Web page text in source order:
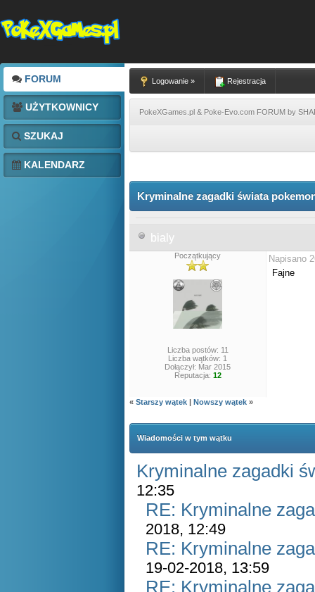
FORUM
UŻYTKOWNICY
SZUKAJ
KALENDARZ
Logowanie » Rejestracja
PokeXGames.pl & Poke-Evo.com FORUM by
Kryminalne zagadki świata
bialy
Początkujący
Liczba postów: 11
Liczba wątków: 1
Dołączył: Mar 2015
Reputacja: 12
Napisano
Fajne
« Starszy wątek | Nowszy wątek »
Wiadomości w tym wątku
Kryminalne zagadki
12:35
RE: Kryminalne
2018, 12:49
RE: Kryminalne
19-02-2018, 13:59
RE: Kryminalne